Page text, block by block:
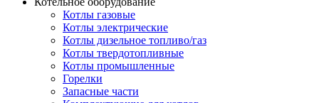
Котлы газовые
Котлы электрические
Котлы дизельное топливо/газ
Котлы твердотопливные
Котлы промышленные
Горелки
Запасные части